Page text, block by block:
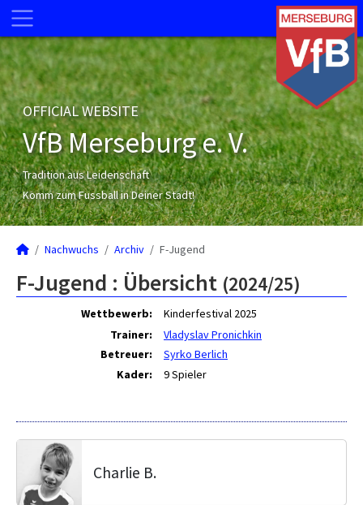
OFFICIAL WEBSITE
VfB Merseburg e. V.
Tradition aus Leidenschaft
Komm zum Fussball in Deiner Stadt!
Nachwuchs Archiv F-Jugend
F-Jugend : Übersicht (2024/25)
Wettbewerb:
Kinderfestival 2025
Trainer:
Vladyslav Pronichkin
Betreuer:
Syrko Berlich
Kader:
9 Spieler
Charlie B.